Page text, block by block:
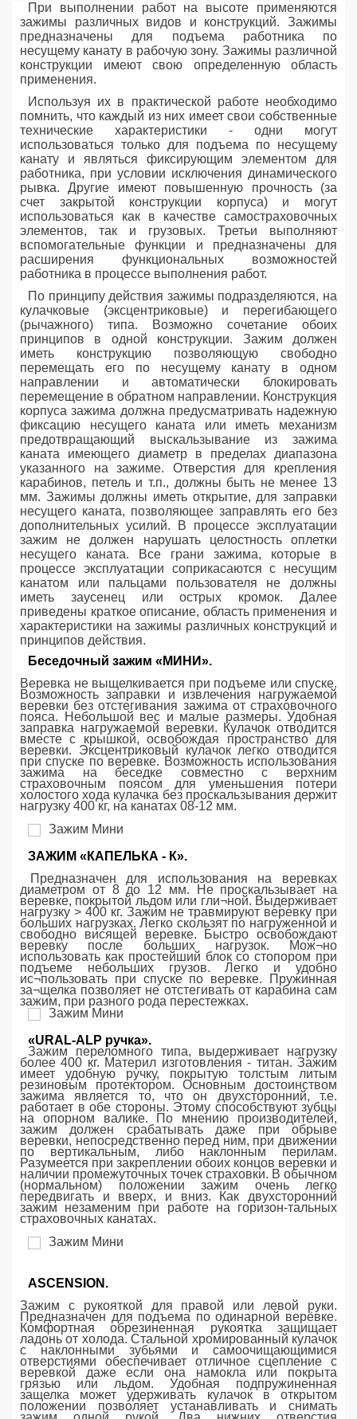
При выполнении работ на высоте применяются
зажимы различных видов и конструкций. Зажимы
предназначены для подъема работника по
несущему канату в рабочую зону. Зажимы различной
конструкции имеют свою определенную область
применения.
Используя их в практической работе необходимо
помнить, что каждый из них имеет свои собственные
технические характеристики - одни могут
использоваться только для подъема по несущему
канату и являться фиксирующим элементом для
работника, при условии исключения динамического
рывка. Другие имеют повышенную прочность (за
счет закрытой конструкции корпуса) и могут
использоваться как в качестве самостраховочных
элементов, так и грузовых. Третьи выполняют
вспомогательные функции и предназначены для
расширения функциональных возможностей
работника в процессе выполнения работ.
По принципу действия зажимы подразделяются, на
кулачковые (эксцентриковые) и перегибающего
(рычажного) типа. Возможно сочетание обоих
принципов в одной конструкции. Зажим должен
иметь конструкцию позволяющую свободно
перемещать его по несущему канату в одном
направлении и автоматически блокировать
перемещение в обратном направлении. Конструкция
корпуса зажима должна предусматривать надежную
фиксацию несущего каната или иметь механизм
предотвращающий выскальзывание из зажима
каната имеющего диаметр в пределах диапазона
указанного на зажиме.
Отверстия для крепления
карабинов, петель и т.п., должны быть не менее 13
мм. Зажимы должны иметь открытие, для заправки
несущего каната, позволяющее заправлять его без
дополнительных усилий. В процессе эксплуатации
зажим не должен нарушать целостность оплетки
несущего каната. Все грани зажима, которые в
процессе эксплуатации соприкасаются с несущим
канатом или пальцами пользователя не должны
иметь заусенец или острых кромок. Далее
приведены краткое описание, область применения и
характеристики на зажимы различных конструкций и
принципов действия.
Беседочный зажим «МИНИ».
Веревка не выщелкивается при подъеме или спуске.
Возможность заправки и извлечения нагружаемой
веревки без отстегивания зажима от страховочного
пояса. Небольшой вес и малые размеры. Удобная
заправка нагружаемой веревки. Кулачок отводится
вместе с крышкой, освобождая пространство для
веревки. Эксцентриковый кулачок легко отводится
при спуске по веревке. Возможность использования
зажима на беседке совместно с верхним
страховочным поясом для уменьшения потери
холостого хода кулачка без проскальзывания держит
нагрузку 400 кг, на канатах 08-12 мм.
ЗАЖИМ «КАПЕЛЬКА - К».
Предназначен для использования на веревках
диаметром от 8 до 12 мм. Не проскальзывает на
веревке, покрытой льдом или гли¬ной. Выдерживает
нагрузку > 400 кг. Зажим не травмируют веревку при
больших нагрузках. Легко скользят по нагруженной и
свободно висящей веревке. Быстро освобождают
веревку после больших нагрузок. Мож¬но
использовать как простейший блок со стопором при
подъеме небольших грузов. Легко и удобно
ис¬пользовать при спуске по веревке. Пружинная
за¬щелка позволяет не отстегивать от карабина сам
зажим, при разного рода перестежках.
«URAL-ALP ручка».
Зажим переломного типа, выдерживает нагрузку
более 400 кг. Материл изготовления - титан. Зажим
имеет удобную ручку, покрытую толстым литым
резиновым протектором. Основным достоинством
зажима является то, что он двухсторонний, т.е.
работает в обе стороны. Этому способствуют зубцы
на опорном валике. По мнению производителей,
зажим должен срабатывать даже при обрыве
веревки, непосредственно перед ним, при движении
по вертикальным, либо наклонным перилам.
Разумеется при закреплении обоих концов веревки и
наличии промежуточных точек страховки. В обычном
(нормальном) положении зажим очень легко
передвигать и вверх, и вниз. Как двухсторонний
зажим незаменим при работе на горизон-тальных
страховочных канатах.
ASCENSION.
Зажим с рукояткой для правой или левой руки.
Предназначен для подъема по одинарной верёвке.
Комфортная обрезиненная рукоятка защищает
ладонь от холода. Стальной хромированный кулачок
с наклонными зубьями и самоочищающимися
отверстиями обеспечивает отличное сцепление с
веревкой даже если она намокла или покрыта
грязью или льдом. Удобная подпружиненная
защелка может удерживать кулачок в открытом
положении позволяет устанавливать и снимать